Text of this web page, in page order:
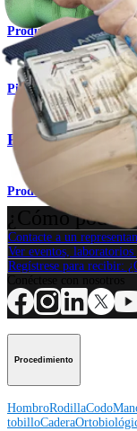
Producto
Pie y tobillo
Placa Lapidus
Producto
¿Cómo
Contacte a un
Ver eventos,
Regístrese para recibir:
Procedimiento
HombroRodillaCodo
tobilloCadera